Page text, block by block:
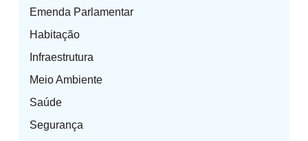
Emenda Parlamentar
Habitação
Infraestrutura
Meio Ambiente
Saúde
Segurança